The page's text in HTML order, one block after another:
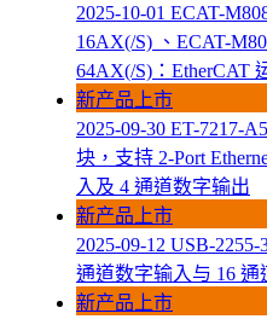
2025-10-01 ECAT-
16AX(/S) 、ECAT-
64AX(/S)：EtherCAT
新产品上市
2025-09-30 ET-7217-
块，支持 2-Port
入及 4 通道数字输出
新产品上市
2025-09-12 USB-
通道数字输入与 16 通
新产品上市